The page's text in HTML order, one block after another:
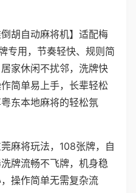
倒胡自动麻将机】适配梅
专用，节奏轻快、规则简
家休闲不扰邻，洗牌快
简单易上手，长辈轻松
东本地麻将的轻松氛
麻将玩法，108张牌，自
牌流畅不飞牌，机身稳
操作简单无需复杂流